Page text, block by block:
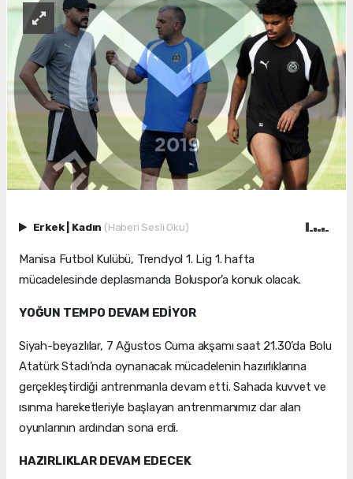
Erkek Kadın (Haberi Sesli Oku)
Manisa Futbol Kulübü, Trendyol 1. Lig 1. hafta
mücadelesinde deplasmanda Boluspor’a konuk olacak.
YOĞUN TEMPO DEVAM EDİYOR
Siyah-beyazlılar, 7 Ağustos Cuma akşamı saat 21.30’da Bolu
Atatürk Stadı’nda oynanacak mücadelenin hazırlıklarına
gerçekleştirdiği antrenmanla devam etti. Sahada kuvvet ve
ısınma hareketleriyle başlayan antrenmanımız dar alan
oyunlarının ardından sona erdi.
HAZIRLIKLAR DEVAM EDECEK